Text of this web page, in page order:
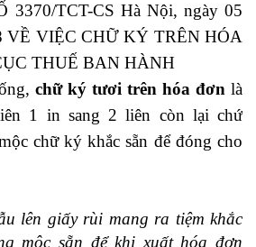
3370/TCT-CS Hà Nội, ngày 05
VỀ VIỆC CHỮ KÝ TRÊN HÓA
THUẾ BAN HÀNH
chữ ký tươi trên hóa đơn là
1 in sang 2 liên còn lại chứ
chữ ký khắc sẵn để đóng cho
lên giấy rùi mang ra tiệm khắc
mộc sẵn để khi xuất hóa đơn